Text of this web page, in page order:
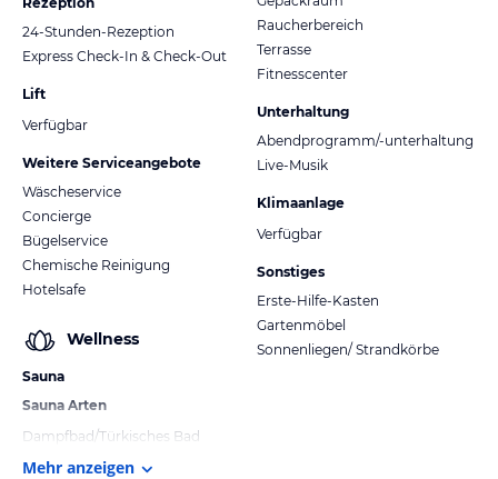
24-Stunden-Rezeption
Express Check-In & Check-Out
Lift
Verfügbar
Weitere Serviceangebote
Wäscheservice
Concierge
Bügelservice
Chemische Reinigung
Hotelsafe
Wellness
Sauna
Sauna Arten
Dampfbad/Türkisches Bad
Raucherbereich
Terrasse
Fitnesscenter
Unterhaltung
Abendprogramm/-unterhaltung
Live-Musik
Klimaanlage
Verfügbar
Sonstiges
Erste-Hilfe-Kasten
Gartenmöbel
Sonnenliegen/ Strandkörbe
Mehr anzeigen